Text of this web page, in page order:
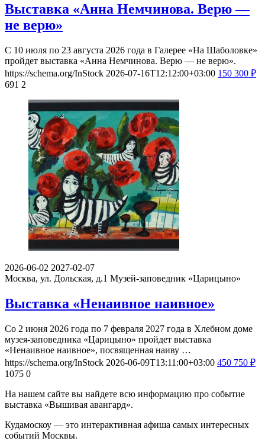
Выставка «Анна Немчинова. Верю —
не верю»
С 10 июля по 23 августа 2026 года в Галерее «На Шаболовке»
пройдет выставка «Анна Немчинова. Верю — не верю».
https://schema.org/InStock 2026-07-16T12:12:00+03:00 150 300 ₽
691 2
2026-06-02 2027-02-07
Москва, ул. Дольская, д.1 Музей-заповедник «Царицыно»
Выставка «Ненаивное наивное»
Со 2 июня 2026 года по 7 февраля 2027 года в Хлебном доме
музея-заповедника «Царицыно» пройдет выставка
«Ненаивное наивное», посвященная наиву …
https://schema.org/InStock 2026-06-09T13:11:00+03:00 450 750 ₽
1075 0
На нашем сайте вы найдете всю информацию про событие
выставка «Вышивая авангард».
Кудамоскоу — это интерактивная афиша самых интересных
событий Москвы.